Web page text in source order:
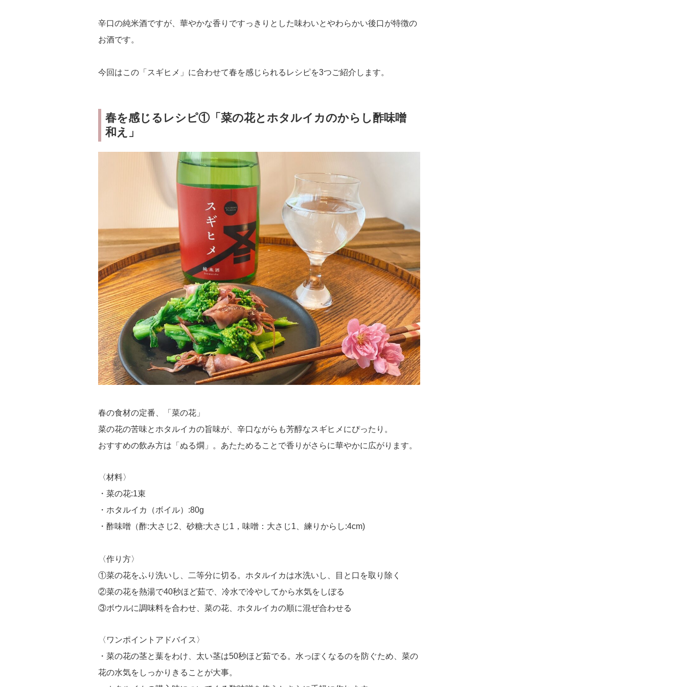
辛口の純米酒ですが、華やかな香りですっきりとした味わいとやわらかい後口が特徴の
お酒です。
今回はこの「スギヒメ」に合わせて春を感じられるレシピを3つご紹介します。
春を感じるレシピ①「菜の花とホタルイカのからし酢味噌
和え」
春の食材の定番、「菜の花」
菜の花の苦味とホタルイカの旨味が、辛口ながらも芳醇なスギヒメにぴったり。
おすすめの飲み方は「ぬる燗」。あたためることで香りがさらに華やかに広がります。
〈材料〉
・菜の花:1束
・ホタルイカ（ボイル）:80g
・酢味噌（酢:大さじ2、砂糖:大さじ1，味噌：大さじ1、練りからし:4cm)
〈作り方〉
①菜の花をふり洗いし、二等分に切る。ホタルイカは水洗いし、目と口を取り除く
②菜の花を熱湯で40秒ほど茹で、冷水で冷やしてから水気をしぼる
③ボウルに調味料を合わせ、菜の花、ホタルイカの順に混ぜ合わせる
〈ワンポイントアドバイス〉
・菜の花の茎と葉をわけ、太い茎は50秒ほど茹でる。水っぽくなるのを防ぐため、菜の
花の水気をしっかりきることが大事。